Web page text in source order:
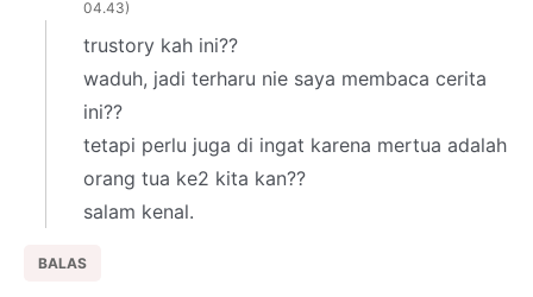
04.43
trustory kah ini??
waduh, jadi terharu nie saya membaca cerita
ini??
tetapi perlu juga di ingat karena mertua adalah
orang tua ke2 kita kan??
salam kenal.
BALAS